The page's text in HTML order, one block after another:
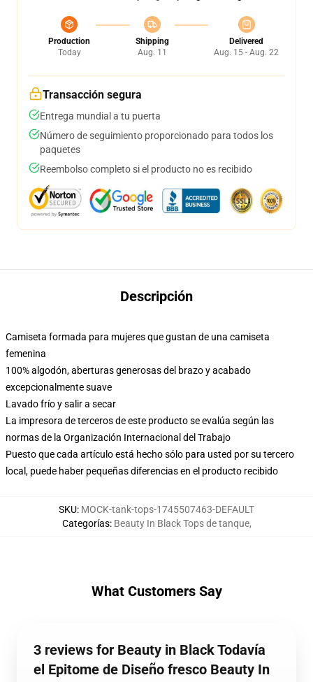
Production
Today
Shipping
Aug. 11
Delivered
Aug. 15 - Aug. 22
Transacción segura
Entrega mundial a tu puerta
Número de seguimiento proporcionado para todos los
paquetes
Reembolso completo si el producto no es recibido
Descripción
Camiseta formada para mujeres que gustan de una camiseta
femenina
100% algodón, aberturas generosas del brazo y acabado
excepcionalmente suave
Lavado frío y salir a secar
La impresora de terceros de este producto se evalúa según las
normas de la Organización Internacional del Trabajo
Puesto que cada artículo está hecho sólo para usted por su tercero
local, puede haber pequeñas diferencias en el producto recibido
SKU: MOCK-tank-tops-1745507463-DEFAULT
Categorías: Beauty In Black Tops de tanque,
What Customers Say
3 reviews for Beauty in Black Todavía
el Epitome de Diseño fresco Beauty In